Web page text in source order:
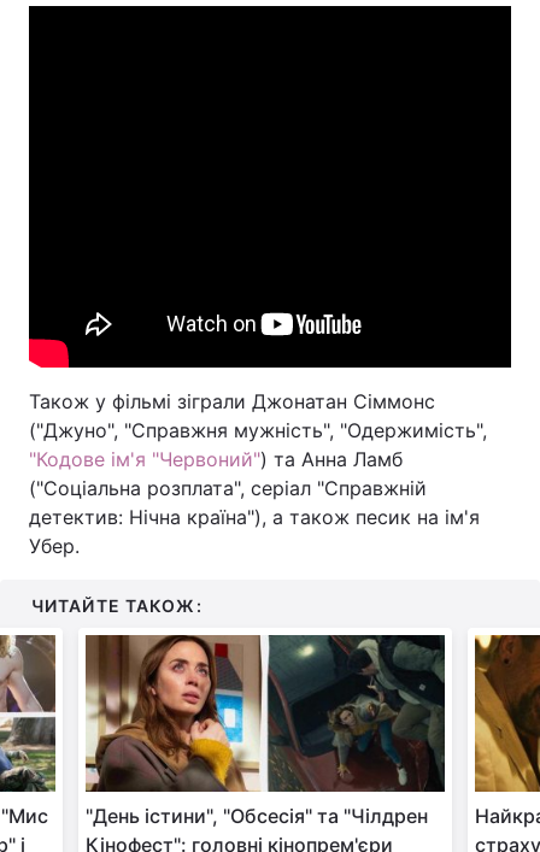
Також у фільмі зіграли Джонатан Сіммонс
("Джуно", "Справжня мужність", "Одержимість",
"Кодове ім'я "Червоний") та Анна Ламб
("Соціальна розплата", серіал "Справжній
детектив: Нічна країна"), а також песик на ім'я
Убер.
ЧИТАЙТЕ ТАКОЖ:
"Мис
і
"День істини", "Обсесія" та "Чілдрен
Кінофест": головні кінопрем'єри